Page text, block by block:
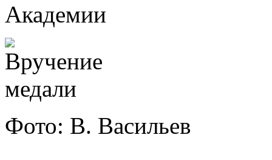
Фото: В. Васильев